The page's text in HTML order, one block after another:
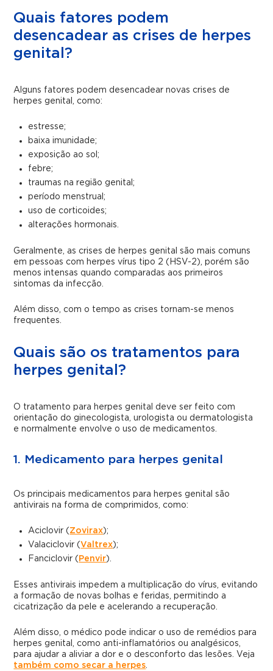
Quais fatores podem
desencadear as crises de herpes
genital?
Alguns fatores podem desencadear novas crises de
herpes genital, como:
estresse;
baixa imunidade;
exposição ao sol;
febre;
traumas na região genital;
período menstrual;
uso de corticoides;
alterações hormonais.
Geralmente, as crises de herpes genital são mais comuns
em pessoas com herpes vírus tipo 2 (HSV-2), porém são
menos intensas quando comparadas aos primeiros
sintomas da infecção.
Além disso, com o tempo as crises tornam-se menos
frequentes.
Quais são os tratamentos para
herpes genital?
O tratamento para herpes genital deve ser feito com
orientação do ginecologista, urologista ou dermatologista
e normalmente envolve o uso de medicamentos.
1. Medicamento para herpes genital
Os principais medicamentos para herpes genital são
antivirais na forma de comprimidos, como:
Aciclovir (Zovirax);
Valaciclovir (Valtrex);
Fanciclovir ( Penvir).
Esses antivirais impedem a multiplicação do vírus, evitando
a formação de novas bolhas e feridas, permitindo a
cicatrização da pele e acelerando a recuperação.
Além disso, o médico pode indicar o uso de remédios para
herpes genital, como anti-inflamatórios ou analgésicos,
para ajudar a aliviar a dor e o desconforto das lesões. Veja
também como secar a herpes